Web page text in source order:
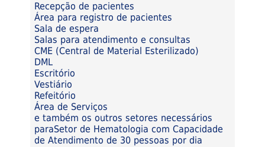
Recepção de pacientes
Área para registro de pacientes
Sala de espera
Salas para atendimento e consultas
CME (Central de Material Esterilizado)
DML
Escritório
Vestiário
Refeitório
Área de Serviços
e também os outros setores necessários
paraSetor de Hematologia com Capacidade
de Atendimento de 30 pessoas por dia